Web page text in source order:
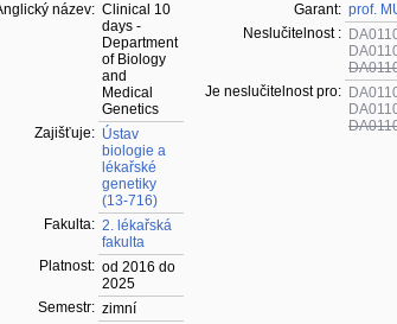
název: Clinical 10
days -
Department
of Biology
and
Medical
Genetics
Zajišťuje: Ústav
biologie a
lékařské
genetiky
(13-716)
Fakulta: 2. lékařská
fakulta
Platnost: od 2016 do
2025
Semestr: zimní
Garant: prof.
Neslučitelnost :
Je neslučitelnost pro: